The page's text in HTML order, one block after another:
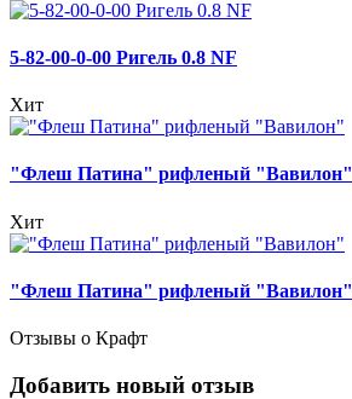
5-82-00-0-00 Ригель 0.8 NF
Хит
"Флеш Патина" рифленый "Вавилон"
Хит
"Флеш Патина" рифленый "Вавилон"
Отзывы о Крафт
Добавить новый отзыв